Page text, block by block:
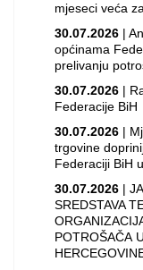
mjeseci veća
30.07.2026 |
općinama
prelivanju
30.07.2026 |
Federacije BiH
30.07.2026 |
trgovine
Federaciji BiH
30.07.2026 |
SREDSTAVA
POTROŠAČA